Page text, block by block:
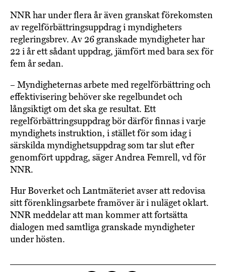
NNR har under flera år även granskat förekomsten
av regelförbättringsuppdrag i myndigheters
regleringsbrev. Av 26 granskade myndigheter har
22 i år ett sådant uppdrag, jämfört med bara sex för
fem år sedan.
– Myndigheternas arbete med regelförbättring och
effektivisering behöver ske regelbundet och
långsiktigt om det ska ge resultat. Ett
regelförbättringsuppdrag bör därför finnas i varje
myndighets instruktion, i stället för som idag i
särskilda myndighetsuppdrag som tar slut efter
genomfört uppdrag, säger Andrea Femrell, vd för
NNR.
Hur Boverket och Lantmäteriet avser att redovisa
sitt förenklingsarbete framöver är i nuläget oklart.
NNR meddelar att man kommer att fortsätta
dialogen med samtliga granskade myndigheter
under hösten.